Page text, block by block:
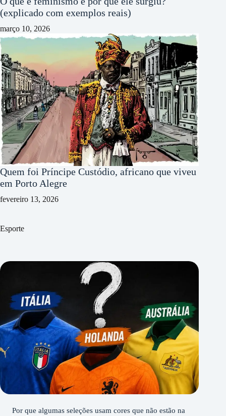
(explicado com exemplos reais)
março 10, 2026
Quem foi Príncipe Custódio, africano que viveu
em Porto Alegre
fevereiro 13, 2026
Esporte
Por que algumas seleções usam cores que não estão na